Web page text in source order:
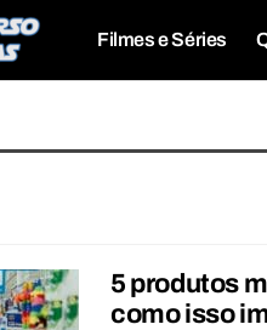
Filmes e Séries
5 produtos
como isso